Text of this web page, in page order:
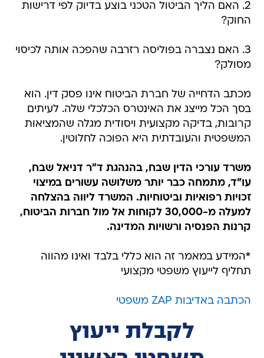
2. האם הליך הביטול הטכני בוצע בדיוק לפי דרישות
החוק?
3. האם נצברה בפוליסה רזרבה שהפכה אותה לכיסוי
מסולק?
מכתב הדחייה של חברת הביטוח אינו פסק דין. הוא
בסך הכל מייצג את האינטרס הכלכלי שלה. לעיתים
קרובות, בדיקה מקצועית ויסודית מגלה שהמציאות
המשפטית והעובדתית היא הפוכה לחלוטין.
משרד עורכי הדין שבח, בהנהגת ד"ר דניאל שבח,
עו"ד, מתמחה כבר יותר משלושה עשורים במיצוי
זכויות רפואיות וביטוחיות. המשרד ליווה בהצלחה
למעלה מ-30,000 לקוחות אל מול חברות הביטוח,
קרנות הפנסיה ורשויות המדינה.
*המידע במאמר זה הוא כללי בלבד ואינו מהווה
תחליף לייעוץ משפטי מקצועי
הכתבה באדיבות ZAP משפטי